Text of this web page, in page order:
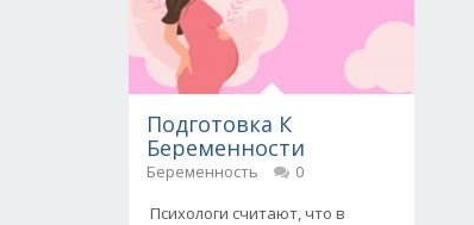
Подготовка К
Беременности
Беременность
0
Психологи считают, что в